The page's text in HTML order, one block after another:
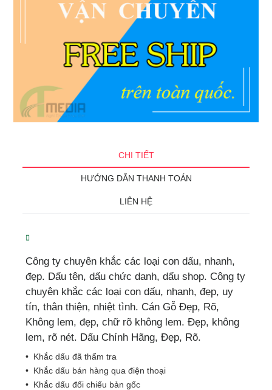
CHI TIẾT
HƯỚNG DẪN THANH TOÁN
LIÊN HỆ
Công ty chuyên khắc các loại con dấu, nhanh,
đẹp. Dấu tên, dấu chức danh, dấu shop. Công ty
chuyên khắc các loại con dấu, nhanh, đẹp, uy
tín, thân thiện, nhiệt tình. Cán Gỗ Đẹp, Rõ,
Không lem, đẹp, chữ rõ không lem. Đẹp, không
lem, rõ nét. Dấu Chính Hãng, Đẹp, Rõ.
• Khắc dấu đã thẩm tra
• Khắc dấu bán hàng qua điện thoại
• Khắc dấu đối chiếu bản gốc